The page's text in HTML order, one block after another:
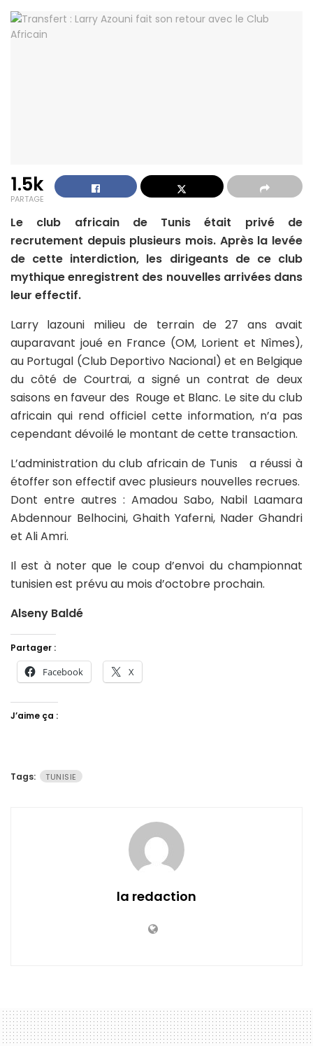
1.5k
PARTAGE
Le club africain de Tunis était privé de
recrutement depuis plusieurs mois. Après la levée
de cette interdiction, les dirigeants de ce club
mythique enregistrent des nouvelles arrivées dans
leur effectif.
Larry lazouni milieu de terrain de 27 ans avait
auparavant joué en France (OM, Lorient et Nîmes),
au Portugal (Club Deportivo Nacional) et en Belgique
du côté de Courtrai, a signé un contrat de deux
saisons en faveur des Rouge et Blanc. Le site du club
africain qui rend officiel cette information, n’a pas
cependant dévoilé le montant de cette transaction.
L’administration du club africain de Tunis a réussi à
étoffer son effectif avec plusieurs nouvelles recrues.
Dont entre autres : Amadou Sabo, Nabil Laamara
Abdennour Belhocini, Ghaith Yaferni, Nader Ghandri
et Ali Amri.
Il est à noter que le coup d’envoi du championnat
tunisien est prévu au mois d’octobre prochain.
Alseny Baldé
Partager :
Facebook X
J’aime ça :
Tags: TUNISIE
la redaction